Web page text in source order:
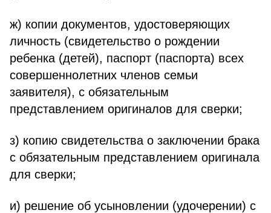
ж) копии документов, удостоверяющих
личность (свидетельство о рождении
ребенка (детей), паспорт (паспорта) всех
совершеннолетних членов семьи
заявителя), с обязательным
представлением оригиналов для сверки;
з) копию свидетельства о заключении брака
с обязательным представлением оригинала
для сверки;
и) решение об усыновлении (удочерении) с